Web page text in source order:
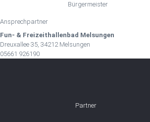
Bürgermeister
Ansprechpartner
Fun- & Freizeithallenbad Melsungen
Dreuxallee 35, 34212 Melsungen
05661 926190
Partner